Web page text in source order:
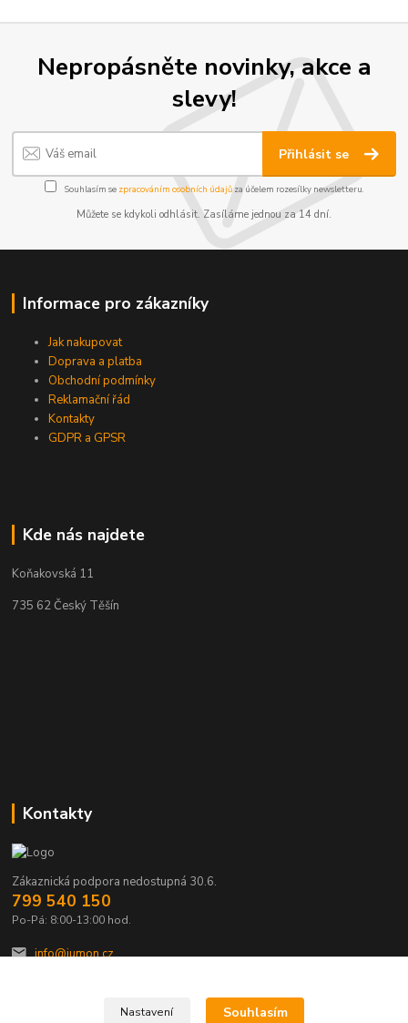
Nepropásněte novinky, akce a
slevy!
Přihlásit se
Souhlasím se zpracováním osobních údajůza účelem rozesílky newsletteru.
Můžete se kdykoli odhlásit. Zasíláme jednou za 14 dní.
Informace pro zákazníky
Jak nakupovat
Doprava a platba
Obchodní podmínky
Reklamační řád
Kontakty
GDPR a GPSR
Kde nás najdete
Koňakovská 11
735 62 Český Těšín
Kontakty
Zákaznická podpora nedostupná 30.6.
799 540 150
Po-Pá: 8:00-13:00 hod.
info@jumon.cz
Nastavení Souhlasím